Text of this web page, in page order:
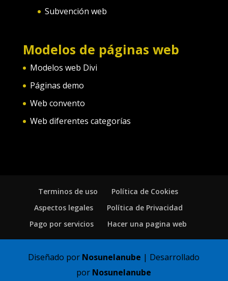
Subvención web
Modelos de páginas web
Modelos web Divi
Páginas demo
Web convento
Web diferentes categorías
Terminos de uso
Política de Cookies
Aspectos legales
Política de Privacidad
Pago por servicios
Hacer una pagina web
Diseñado por Nosunelanube | Desarrollado
por Nosunelanube